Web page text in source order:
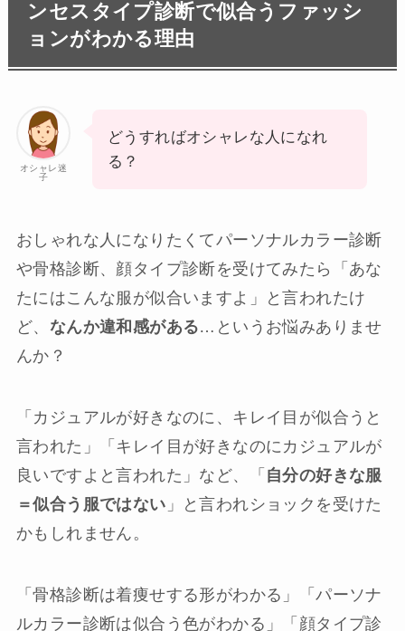
ンセスタイプ診断で似合うファッシ
ョンがわかる理由
オシャレ迷
子
どうすればオシャレな人になれ
る？
おしゃれな人になりたくてパーソナルカラー診断
や骨格診断、顔タイプ診断を受けてみたら「あな
たにはこんな服が似合いますよ」と言われたけ
ど、 なんか違和感がある…というお悩みありませ
んか？
「カジュアルが好きなのに、キレイ目が似合うと
言われた」「キレイ目が好きなのにカジュアルが
良いですよと言われた」など、「 自分の好きな服
＝似合う服ではない 」と言われショックを受けた
かもしれません。
「骨格診断は着痩せする形がわかる」「パーソナ
ルカラー診断は似合う色がわかる」「顔タイプ診